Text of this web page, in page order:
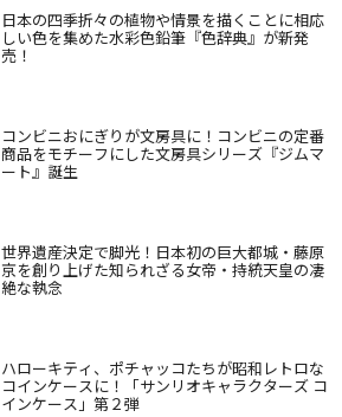
日本の四季折々の植物や情景を描くことに相応
しい色を集めた水彩色鉛筆『色辞典』が新発
売！
コンビニおにぎりが文房具に！コンビニの定番
商品をモチーフにした文房具シリーズ『ジムマ
ート』誕生
世界遺産決定で脚光！日本初の巨大都城・藤原
京を創り上げた知られざる女帝・持統天皇の凄
絶な執念
ハローキティ、ポチャッコたちが昭和レトロな
コインケースに！「サンリオキャラクターズ コ
インケース」第２弾